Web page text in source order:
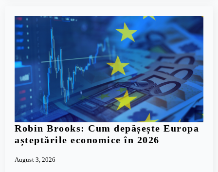
Robin Brooks: Cum depășește Europa
așteptările economice în 2026
August 3, 2026